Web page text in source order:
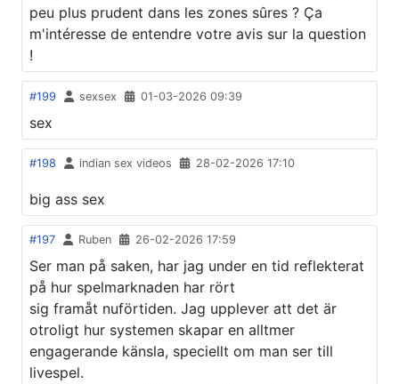
peu plus prudent dans les zones sûres ? Ça
m'intéresse de entendre votre avis sur la question
!
#199 sexsex 01-03-2026 09:39
sex
#198 indian sex videos 28-02-2026 17:10
big ass sex
#197 Ruben 26-02-2026 17:59
Ser man på saken, har jag under en tid reflekterat
på hur spelmarknaden har rört
sig framåt nuförtiden. Jag upplever att det är
otroligt hur systemen skapar en alltmer
engagerande känsla, speciellt om man ser till
livespel.